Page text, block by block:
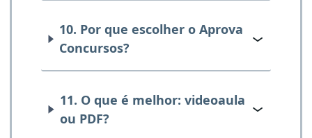
10. Por que escolher o Aprova
Concursos?
11. O que é melhor: videoaula
ou PDF?